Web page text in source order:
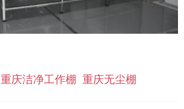
重庆洁净工作棚 重庆无尘棚